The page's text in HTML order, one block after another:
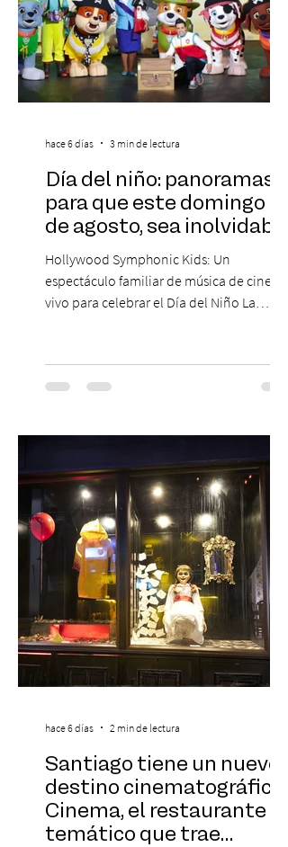
Día del niño: panoramas
para que este domingo 09
de agosto, sea inolvidable
Hollywood Symphonic Kids: Un
espectáculo familiar de música de cine en
vivo para celebrar el Día del Niño La
musical única e inolvidable con motivo del
Día del Niño. El espectáculo Hollywood
de todos los tiempos en un concierto en
sinfónica en pleno, coro y una
sorprendente puesta en escena pensada
especialmente pa
hace 6 días 3 min de lectura
Santiago tiene un nuevo
destino cinematográfico:
Cinema, el restaurante
temático que trae
hace 6 días 2 min de lectura